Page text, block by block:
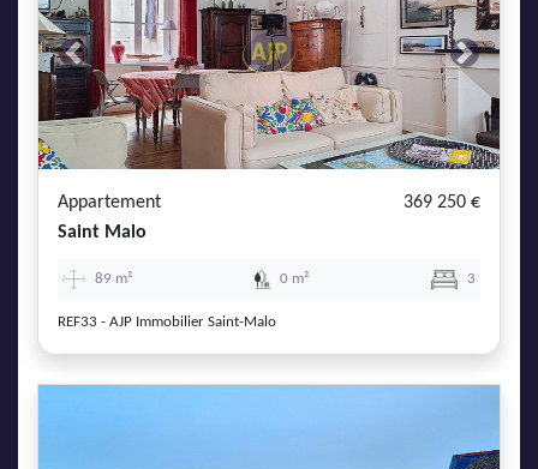
Previous Next
Appartement
369 250 €
Saint Malo
89 m² 0 m² 3
REF33 - AJP Immobilier Saint-Malo